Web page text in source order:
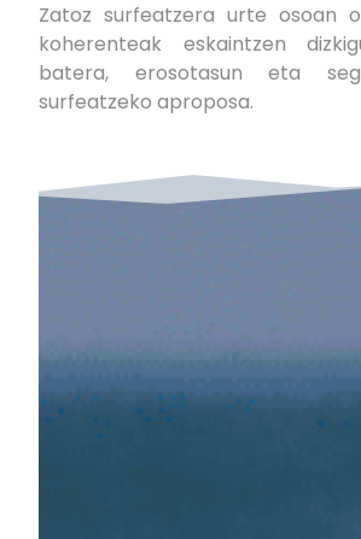
Zatoz surfeatzera urte osoan
koherenteak eskaintzen
batera, erosotasun eta
surfeatzeko aproposa.